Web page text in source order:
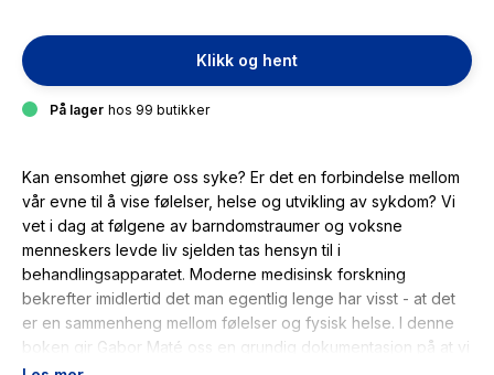
Klikk og hent
På lager hos 99 butikker
Kan ensomhet gjøre oss syke? Er det en forbindelse mellom
vår evne til å vise følelser, helse og utvikling av sykdom? Vi
vet i dag at følgene av barndomstraumer og voksne
menneskers levde liv sjelden tas hensyn til i
behandlingsapparatet. Moderne medisinsk forskning
bekrefter imidlertid det man egentlig lenge har visst - at det
er en sammenheng mellom følelser og fysisk helse. I denne
boken gir Gabor Maté oss en grundig dokumentasjon på at vi
utvikler skjult stress, en tilstand vi ofte ikke er klar over at vi